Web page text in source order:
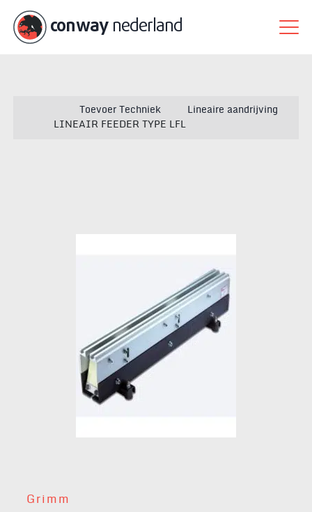
conwaynederland
Toevoer Techniek
Lineaire aandrijving
LINEAIR FEEDER TYPE LFL
Grimm